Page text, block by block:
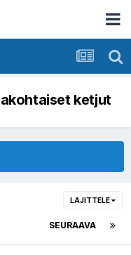
ketjut
LAJITTELE
SEURAAVA